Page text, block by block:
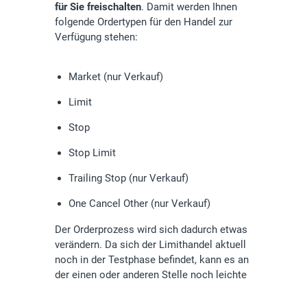
für Sie freischalten. Damit werden Ihnen
folgende Ordertypen für den Handel zur
Verfügung stehen:
Market (nur Verkauf)
Limit
Stop
Stop Limit
Trailing Stop (nur Verkauf)
One Cancel Other (nur Verkauf)
Der Orderprozess wird sich dadurch etwas
verändern. Da sich der Limithandel aktuell
noch in der Testphase befindet, kann es an
der einen oder anderen Stelle noch leichte